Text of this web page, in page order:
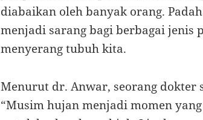
diabaikan oleh banyak orang.
menjadi sarang bagi berbagai jenis
menyerang tubuh kita.
Menurut dr. Anwar, seorang dokter
“Musim hujan menjadi momen